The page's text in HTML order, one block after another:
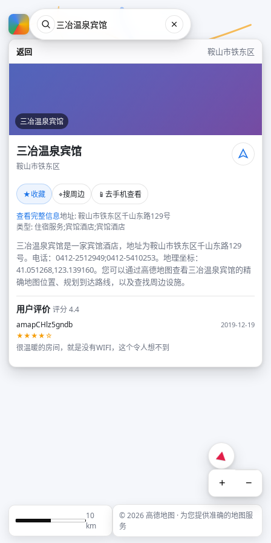
返回 鞍山市铁东区
三冶温泉宾馆
三冶温泉宾馆
鞍山市铁东区
★收藏 ⌖搜周边 📱 去手机查看
查看完整信息地址: 鞍山市铁东区千山东路129号
类型: 住宿服务;宾馆酒店;宾馆酒店
三冶温泉宾馆是一家宾馆酒店，地址为鞍山市铁东区千山东路129
号。电话：0412-2512949;0412-5410253。地理坐标：
41.051268,123.139160。您可以通过高德地图查看三冶温泉宾馆的精
确地图位置、规划到达路线，以及查找周边设施。
用户评价评分 4.4
amapCHlz5gndb
2019-12-19
★★★★☆
很温暖的房间，就是没有WIFI，这个令人想不到
+ −
10
km
© 2026 高德地图 · 为您提供准确的地图服
务